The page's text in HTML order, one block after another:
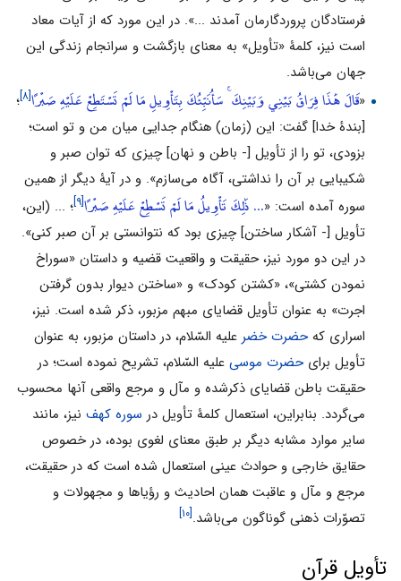
فرستادگان پروردگارمان آمدند ...». در این مورد که از آیات معاد
است نیز، کلمۀ «تأویل» به معناى بازگشت و سرانجام زندگى این
جهان مى‌باشد.
«قَالَ هَٰذَا فِرَاقُ بَيْنِي وَبَيْنِكَ ۚ سَأُنَبِّئُكَ بِتَأْوِيلِ مَا لَمْ تَسْتَطِعْ عَلَيْهِ صَبْرًا[۸] ؛
[بندۀ خدا] گفت: این (زمان) هنگام جدایى میان من و تو است؛
بزودى، تو را از تأویل [- باطن و نهان] چیزى که توان صبر و
شکیبایى بر آن را نداشتى، آگاه مى‌سازم». و در آیۀ دیگر از همین
سوره آمده است: «... ذَٰلِكَ تَأْوِيلُ مَا لَمْ تَسْطِعْ عَلَيْهِ صَبْرًا[۹] ؛ ... (این،
تأویل [- آشکار ساختن] چیزى بود که نتوانستى بر آن صبر کنى».
در این دو مورد نیز، حقیقت و واقعیت قضیه و داستان «سوراخ
نمودن کشتى»، «کشتن کودک» و «ساختن دیوار بدون گرفتن
اجرت» به عنوان تأویل قضایاى مبهم مزبور، ذکر شده است. نیز،
اسرارى کهحضرت خضرعلیه السّلام، در داستان مزبور، به عنوان
تأویل براىحضرت موسىعلیه السّلام، تشریح نموده است؛ در
حقیقت باطن قضایاى ذکرشده و مآل و مرجع واقعى آنها محسوب
مى‌گردد. بنابراین، استعمال کلمۀ تأویل در سوره کهفنیز، مانند
سایر موارد مشابه دیگر بر طبق معناى لغوى بوده، در خصوص
حقایق خارجى و حوادث عینى استعمال شده است که در حقیقت،
مرجع و مآل و عاقبت همان احادیث و رؤیاها و مجهولات و
تصوّرات ذهنى گوناگون مى‌باشد.[۱۰]
تأویل قرآن